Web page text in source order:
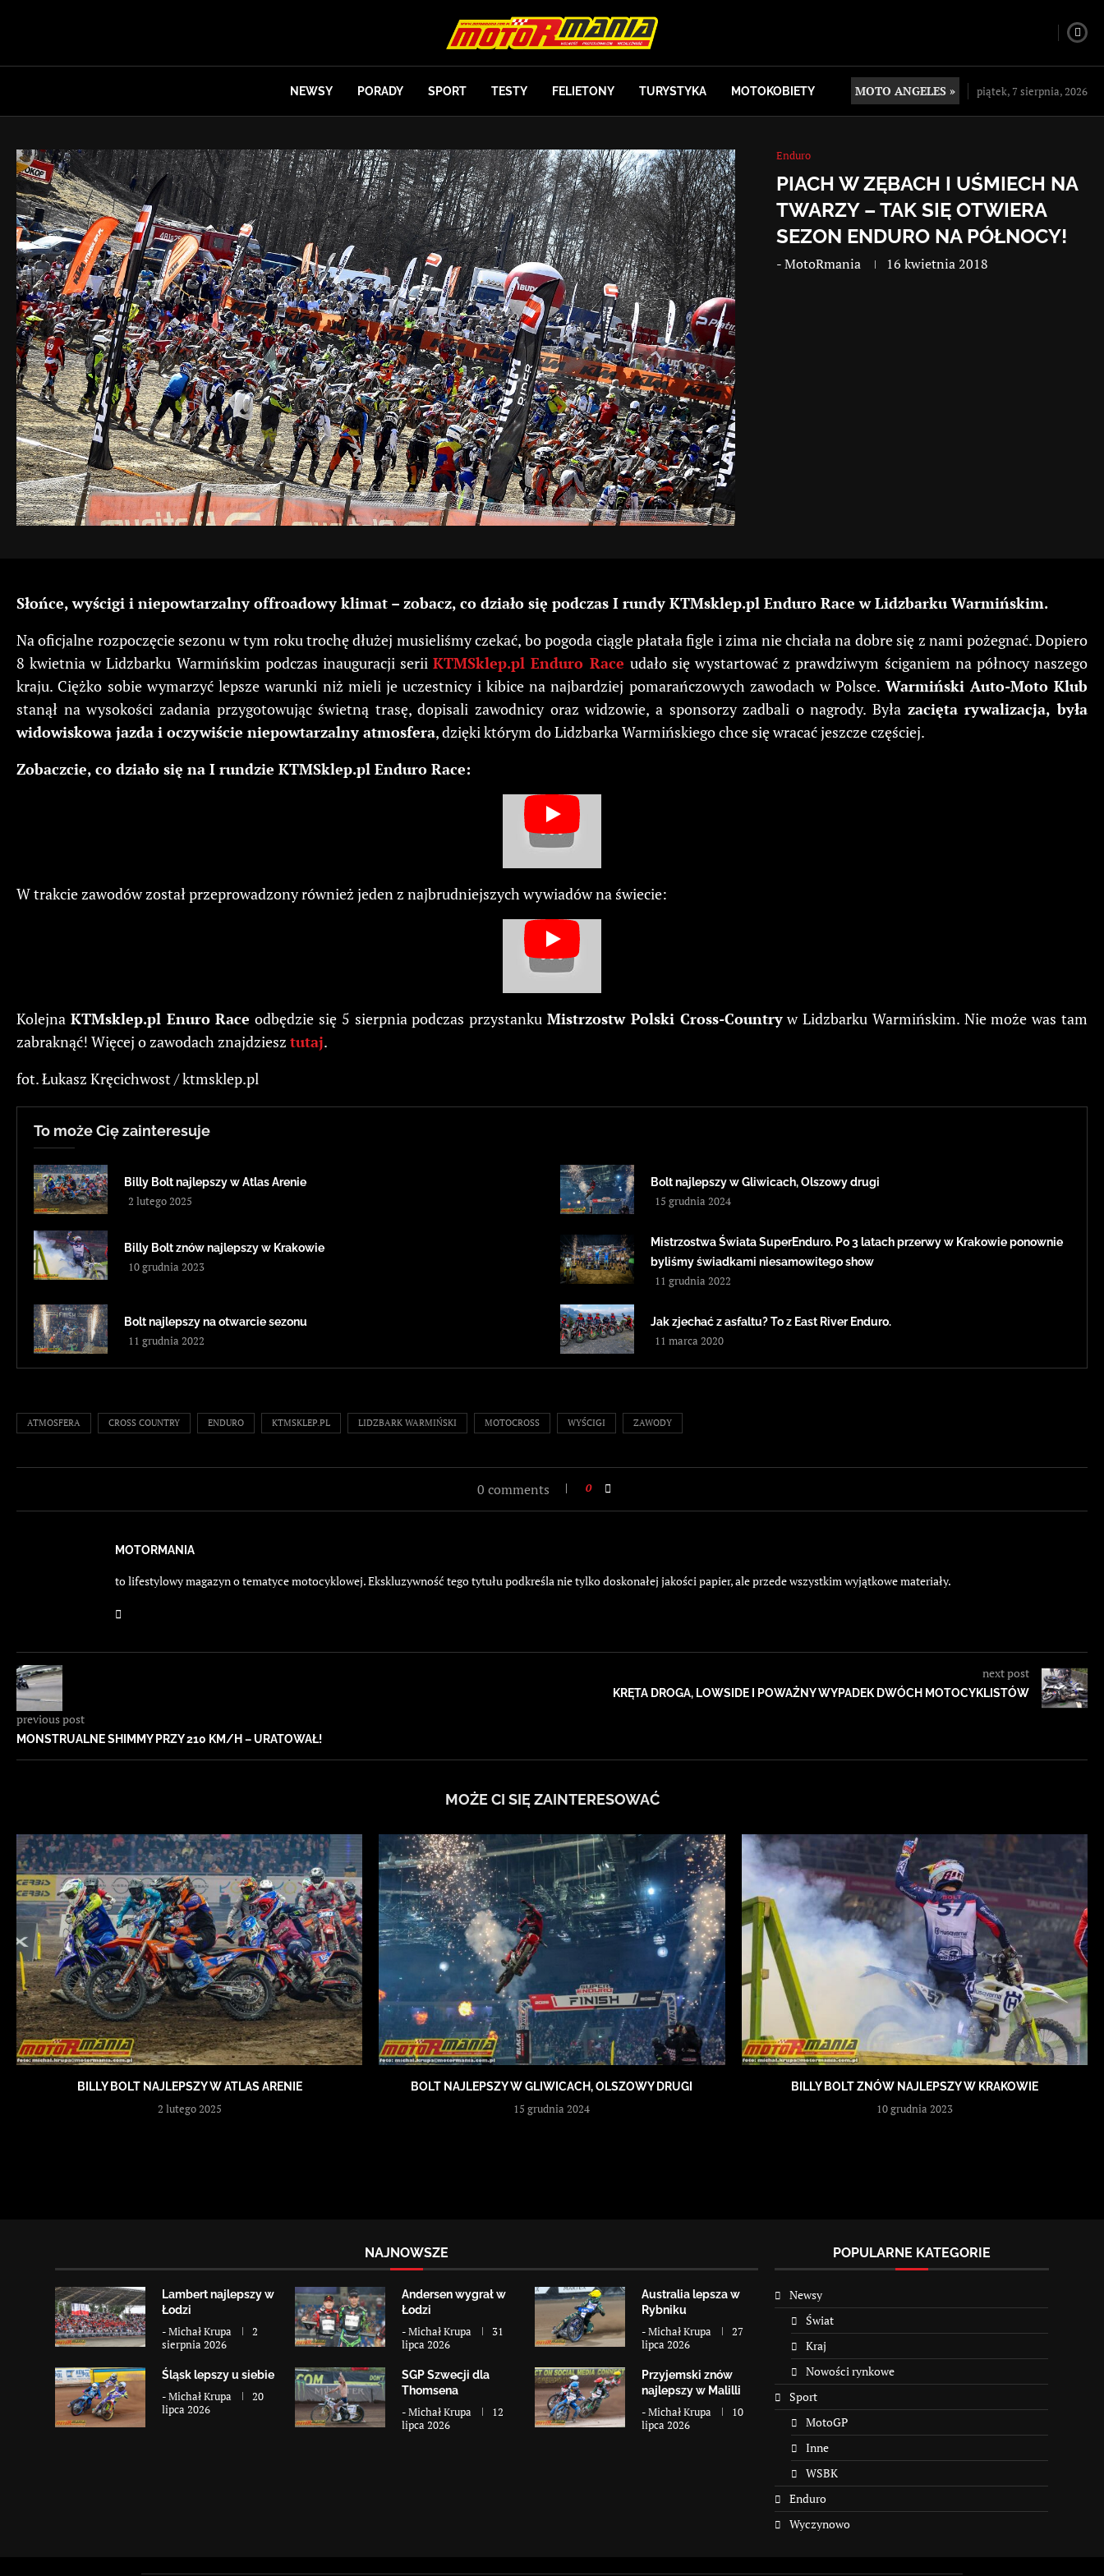
NEWSY PORADY SPORT TESTY FELIETONY TURYSTYKA MOTOKOBIETY MOTO ANGELES » piątek, 7 sierpnia, 2026
Enduro
PIACH W ZĘBACH I UŚMIECH NA
TWARZY – TAK SIĘ OTWIERA
SEZON ENDURO NA PÓŁNOCY!
-MotoRmania 16 kwietnia 2018
Słońce, wyścigi i niepowtarzalny offroadowy klimat – zobacz, co działo się podczas I rundy KTMsklep.pl Enduro Race w Lidzbarku Warmińskim.
Na oficjalne rozpoczęcie sezonu w tym roku trochę dłużej musieliśmy czekać, bo pogoda ciągle płatała figle i zima nie chciała na dobre się z nami pożegnać. Dopiero
8 kwietnia w Lidzbarku Warmińskim podczas inauguracji seriiKTMSklep.pl Enduro Race udało się wystartować z prawdziwym ściganiem na północy naszego
kraju. Ciężko sobie wymarzyć lepsze warunki niż mieli je uczestnicy i kibice na najbardziej pomarańczowych zawodach w Polsce. Warmiński Auto-Moto Klub
stanął na wysokości zadania przygotowując świetną trasę, dopisali zawodnicy oraz widzowie, a sponsorzy zadbali o nagrody. Była zacięta rywalizacja, była
widowiskowa jazda i oczywiście niepowtarzalny atmosfera, dzięki którym do Lidzbarka Warmińskiego chce się wracać jeszcze częściej.
Zobaczcie, co działo się na I rundzie KTMSklep.pl Enduro Race:
W trakcie zawodów został przeprowadzony również jeden z najbrudniejszych wywiadów na świecie:
Kolejna KTMsklep.pl Enuro Race odbędzie się 5 sierpnia podczas przystanku Mistrzostw Polski Cross-Countryw Lidzbarku Warmińskim. Nie może was tam
zabraknąć! Więcej o zawodach znajdziesz tutaj.
fot. Łukasz Kręcichwost / ktmsklep.pl
To może Cię zainteresuje
Billy Bolt najlepszy w Atlas Arenie
2 lutego 2025
Bolt najlepszy w Gliwicach, Olszowy drugi
15 grudnia 2024
Billy Bolt znów najlepszy w Krakowie
10 grudnia 2023
Mistrzostwa Świata SuperEnduro. Po 3 latach przerwy w Krakowie ponownie
byliśmy świadkami niesamowitego show
11 grudnia 2022
Bolt najlepszy na otwarcie sezonu
11 grudnia 2022
Jak zjechać z asfaltu? To z East River Enduro.
11 marca 2020
ATMOSFERA CROSS COUNTRY ENDURO KTMSKLEP.PL LIDZBARK WARMIŃSKI MOTOCROSS WYŚCIGI ZAWODY
0 comments 0
MOTORMANIA
to lifestylowy magazyn o tematyce motocyklowej. Ekskluzywność tego tytułu podkreśla nie tylko doskonałej jakości papier, ale przede wszystkim wyjątkowe materiały.
previous post
MONSTRUALNE SHIMMY PRZY 210 KM/H – URATOWAŁ!
next post
KRĘTA DROGA, LOWSIDE I POWAŻNY WYPADEK DWÓCH MOTOCYKLISTÓW
MOŻE CI SIĘ ZAINTERESOWAĆ
BILLY BOLT NAJLEPSZY W ATLAS ARENIE
2 lutego 2025
BOLT NAJLEPSZY W GLIWICACH, OLSZOWY DRUGI
15 grudnia 2024
BILLY BOLT ZNÓW NAJLEPSZY W KRAKOWIE
10 grudnia 2023
NAJNOWSZE
Lambert najlepszy w
Łodzi
-Michał Krupa
2
sierpnia 2026
Andersen wygrał w
Łodzi
-Michał Krupa
31
lipca 2026
Australia lepsza w
Rybniku
-Michał Krupa
27
lipca 2026
Śląsk lepszy u siebie
-Michał Krupa
20
lipca 2026
SGP Szwecji dla
Thomsena
-Michał Krupa
12
lipca 2026
Przyjemski znów
najlepszy w Malilli
-Michał Krupa
10
lipca 2026
POPULARNE KATEGORIE
Newsy
Świat
Kraj
Nowości rynkowe
Sport
MotoGP
Inne
WSBK
Enduro
Wyczynowo